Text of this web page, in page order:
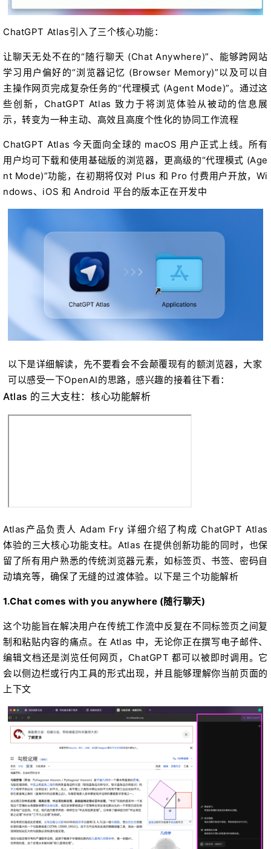
ChatGPT Atlas引入了三个核心功能：
让聊天无处不在的“随行聊天 (Chat Anywhere)”、能够跨网站
学习用户偏好的“浏览器记忆 (Browser Memory)”以及可以自
主操作网页完成复杂任务的“代理模式 (Agent Mode)”。通过这
些创新，ChatGPT Atlas 致力于将浏览体验从被动的信息展
示，转变为一种主动、高效且高度个性化的协同工作流程
ChatGPT Atlas 今天面向全球的 macOS 用户正式上线。所有
用户均可下载和使用基础版的浏览器，更高级的“代理模式 (Age
nt Mode)”功能，在初期将仅对 Plus 和 Pro 付费用户开放，Wi
ndows、iOS 和 Android 平台的版本正在开发中
以下是详细解读，先不要看会不会颠覆现有的额浏览器，大家
可以感受一下OpenAI的思路，感兴趣的接着往下看：
Atlas 的三大支柱：核心功能解析
Atlas产品负责人 Adam Fry 详细介绍了构成 ChatGPT Atlas
体验的三大核心功能支柱。Atlas 在提供创新功能的同时，也保
留了所有用户熟悉的传统浏览器元素，如标签页、书签、密码自
动填充等，确保了无缝的过渡体验。以下是三个功能解析
1.Chat comes with you anywhere (随行聊天)
这个功能旨在解决用户在传统工作流中反复在不同标签页之间复
制和粘贴内容的痛点。在 Atlas 中，无论你正在撰写电子邮件、
编辑文档还是浏览任何网页，ChatGPT 都可以被即时调用。它
会以侧边栏或行内工具的形式出现，并且能够理解你当前页面的
上下文